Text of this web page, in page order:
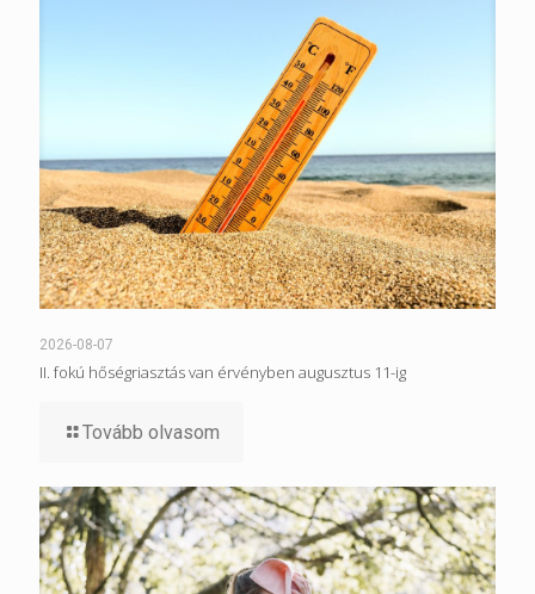
2026-08-07
II. fokú hőségriasztás van érvényben augusztus 11-ig
Tovább olvasom